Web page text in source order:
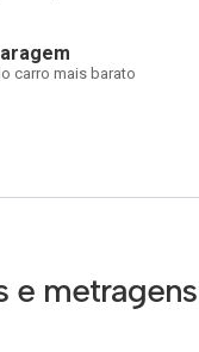
carro mais barato
e metragens